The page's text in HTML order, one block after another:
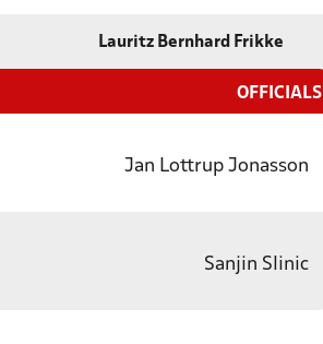
Lauritz Bernhard Frikke
OFFICIALS
Jan Lottrup Jonasson
Sanjin Slinic